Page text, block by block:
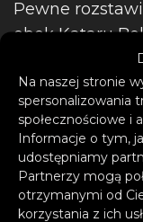
Na naszej stronie
spersonalizowania
społecznościowe i
Informacje o tym,
udostępniamy
Partnerzy mogą
otrzymanymi od
korzystania z ich
Pewne
obok Kataru
mistrz świata,
Argentyna,
W lutym
na 28. miejscu
miejsce w
marcowe